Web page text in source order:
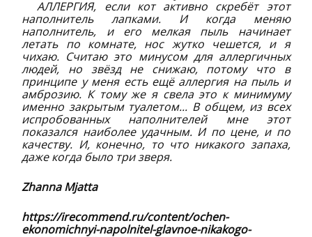
АЛЛЕРГИЯ, если кот активно скребёт этот
наполнитель лапками. И когда меняю
наполнитель, и его мелкая пыль начинает
летать по комнате, нос жутко чешется, и я
чихаю. Считаю это минусом для аллергичных
людей, но звёзд не снижаю, потому что в
принципе у меня есть ещё аллергия на пыль и
амброзию. К тому же я свела это к минимуму
именно закрытым туалетом... В общем, из всех
испробованных наполнителей мне этот
показался наиболее удачным. И по цене, и по
качеству. И, конечно, то что никакого запаха,
даже когда было три зверя.
Zhanna Mjatta
https://irecommend.ru/content/ochen-
ekonomichnyi-napolnitel-glavnoe-nikakogo-